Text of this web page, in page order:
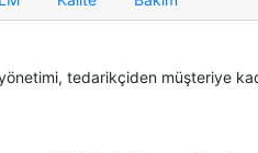
tedarikçiden müşteriye